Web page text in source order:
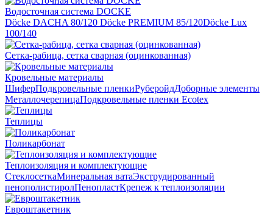
Водосточная система DOCKE
Döсkе DACHA 80/120 Döcke PREMIUM 85/120Döсkе Luх
100/140
Сетка-рабица, сетка сварная (оцинкованная)
Кровельные материалы
ШиферПодкровельные пленкиРуберойдДоборные элементы
МеталлочерепицаПодкровельные пленки Ecotex
Теплицы
Поликарбонат
Теплоизоляция и комплектующие
СтеклосеткаМинеральная ватаЭкструдированный
пенополистиролПенопластКрепеж к теплоизоляции
Евроштакетник